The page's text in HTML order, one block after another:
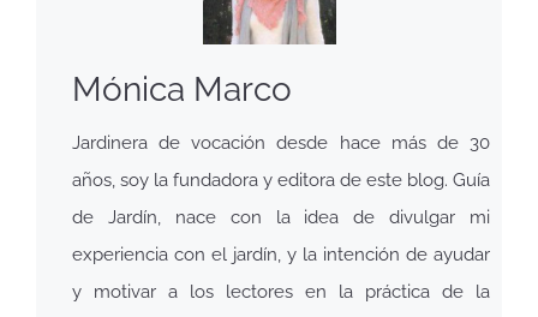
Mónica Marco
Jardinera de vocación desde hace más de 30
años, soy la fundadora y editora de este blog. Guía
de Jardín, nace con la idea de divulgar mi
experiencia con el jardín, y la intención de ayudar
y motivar a los lectores en la práctica de la